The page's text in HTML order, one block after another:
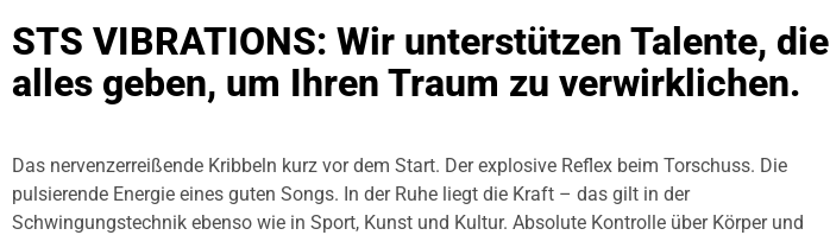
STS VIBRATIONS: Wir unterstützen Talente, die
alles geben, um Ihren Traum zu verwirklichen.
Das nervenzerreißende Kribbeln kurz vor dem Start. Der explosive Reflex beim Torschuss. Die
pulsierende Energie eines guten Songs. In der Ruhe liegt die Kraft – das gilt in der
Schwingungstechnik ebenso wie in Sport, Kunst und Kultur. Absolute Kontrolle über Körper und